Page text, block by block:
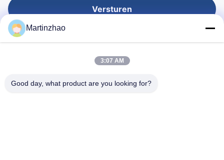
Versturen
Martinzhao
3:07 AM
Good day, what product are you looking for?